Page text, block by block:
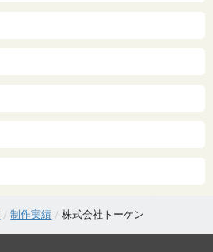
/ 制作実績 / 株式会社トーケン